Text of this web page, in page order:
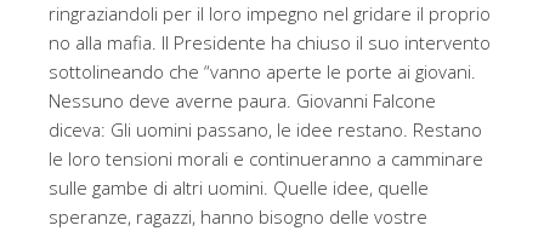
ringraziandoli per il loro impegno nel gridare il proprio
no alla mafia. Il Presidente ha chiuso il suo intervento
sottolineando che “vanno aperte le porte ai giovani.
Nessuno deve averne paura. Giovanni Falcone
diceva: Gli uomini passano, le idee restano. Restano
le loro tensioni morali e continueranno a camminare
sulle gambe di altri uomini. Quelle idee, quelle
speranze, ragazzi, hanno bisogno delle vostre